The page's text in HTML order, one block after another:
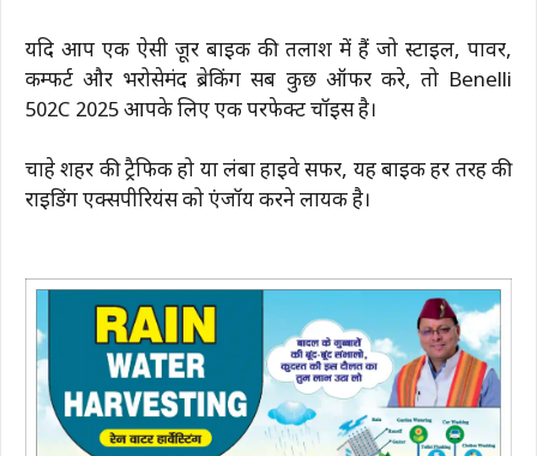
यदि आप एक ऐसी क्रूज़र बाइक की तलाश में हैं जो स्टाइल, पावर,
कम्फर्ट और भरोसेमंद ब्रेकिंग सब कुछ ऑफर करे, तो Benelli
502C 2025 आपके लिए एक परफेक्ट चॉइस है।
चाहे शहर की ट्रैफिक हो या लंबा हाइवे सफर, यह बाइक हर तरह की
राइडिंग एक्सपीरियंस को एंजॉय करने लायक है।